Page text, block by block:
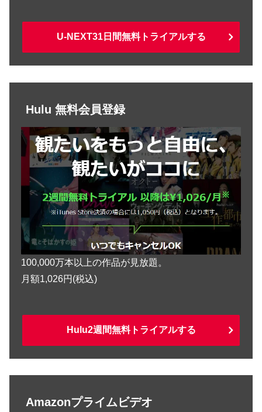
U-NEXT31日間無料トライアルする
Hulu 無料会員登録
100,000万本以上の作品が見放題。
月額1,026円(税込)
Hulu2週間無料トライアルする
Amazonプライムビデオ